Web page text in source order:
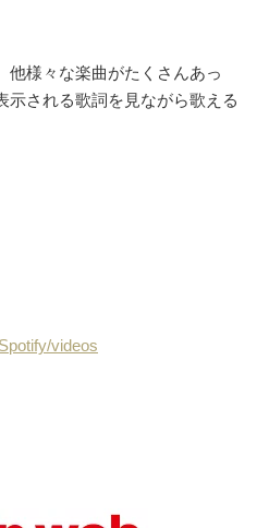
他様々な楽曲がたくさんあっ
示される歌詞を見ながら歌える
videos